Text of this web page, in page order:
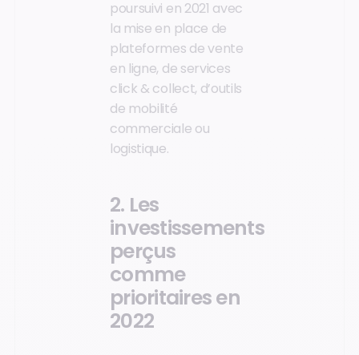
poursuivi en 2021 avec
la mise en place de
plateformes de vente
en ligne, de services
click & collect, d’outils
de mobilité
commerciale ou
logistique.
2. Les
investissements
perçus
comme
prioritaires en
2022